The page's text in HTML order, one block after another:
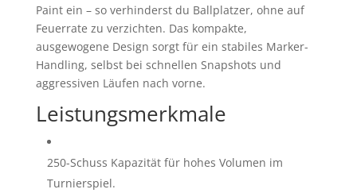
Paint ein – so verhinderst du Ballplatzer, ohne auf
Feuerrate zu verzichten. Das kompakte,
ausgewogene Design sorgt für ein stabiles Marker-
Handling, selbst bei schnellen Snapshots und
aggressiven Läufen nach vorne.
Leistungsmerkmale
250-Schuss Kapazität für hohes Volumen im
Turnierspiel.